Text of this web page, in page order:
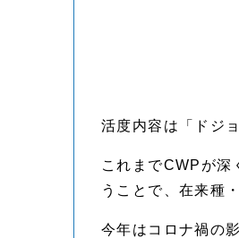
活度内容は「ドジ
これまでCWPが深
うことで、在来種
今年はコロナ禍の